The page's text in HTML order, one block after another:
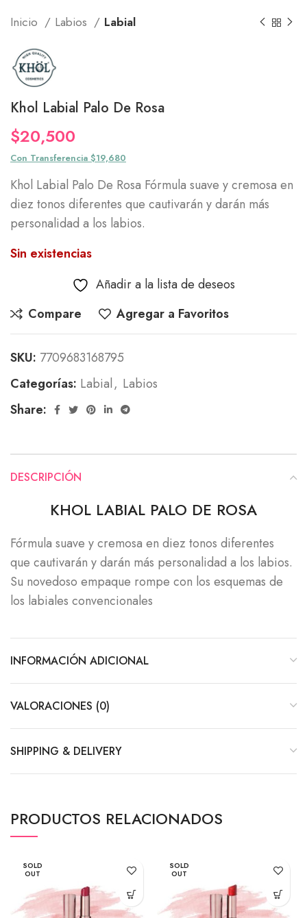
Inicio Labios Labial
Khol Labial Palo De Rosa
$20,500
Con Transferencia $19,680
Khol Labial Palo De Rosa Fórmula suave y cremosa en
diez tonos diferentes que cautivarán y darán más
personalidad a los labios.
Sin existencias
Añadir a la lista de deseos
Compare
Agregar a Favoritos
SKU: 7709683168795
Categorías: Labial, Labios
Share:
DESCRIPCIÓN
KHOL LABIAL PALO DE ROSA
Fórmula suave y cremosa en diez tonos diferentes
que cautivarán y darán más personalidad a los labios.
Su novedoso empaque rompe con los esquemas de
los labiales convencionales
INFORMACIÓN ADICIONAL
VALORACIONES (0)
SHIPPING & DELIVERY
PRODUCTOS RELACIONADOS
SOLD
OUT
SOLD
OUT